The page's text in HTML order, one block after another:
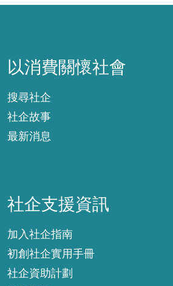
以消費關懷社會
搜尋社企
社企故事
最新消息
社企支援資訊
加入社企指南
初創社企實用手冊
社企資助計劃